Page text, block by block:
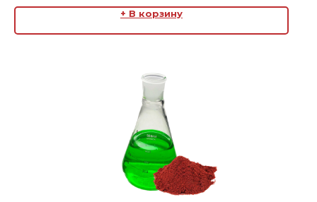
фильтром-“грязевиком”+ В корзину